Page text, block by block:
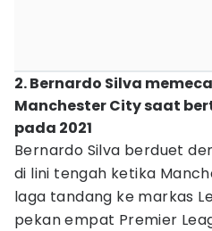
2. Bernardo Silva
Manchester City saat
pada 2021
Bernardo Silva berduet
di lini tengah ketika
laga tandang ke markas
pekan empat Premier